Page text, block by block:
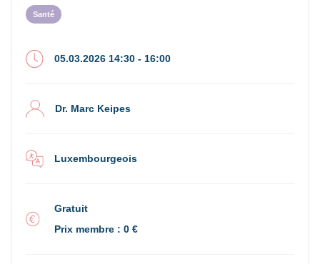
Santé
05.03.2026 14:30 - 16:00
Dr. Marc Keipes
Luxembourgeois
Gratuit
Prix membre : 0 €